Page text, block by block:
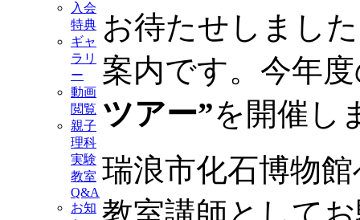
入会
特典
ギャ
ラリ
ー
動画
閲覧
親子
理科
実験
教室
Q&A
お知
お待たせしまし
案内です。今年
ツアー”を開催し
瑞浪市化石博物
教室講師として